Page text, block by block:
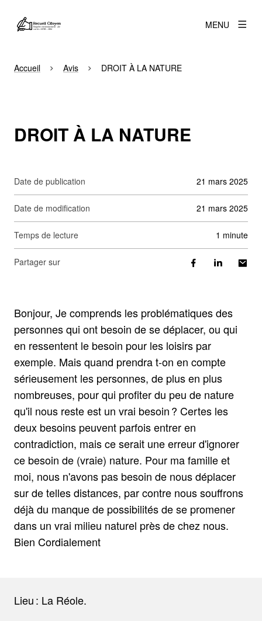
MENU
Accueil Avis DROIT À LA NATURE
DROIT À LA NATURE
Date de publication 21 mars 2025
Date de modification 21 mars 2025
Temps de lecture 1 minute
Partager sur
Bonjour, Je comprends les problématiques des
personnes qui ont besoin de se déplacer, ou qui
en ressentent le besoin pour les loisirs par
exemple. Mais quand prendra t-on en compte
sérieusement les personnes, de plus en plus
nombreuses, pour qui profiter du peu de nature
qu'il nous reste est un vrai besoin ? Certes les
deux besoins peuvent parfois entrer en
contradiction, mais ce serait une erreur d'ignorer
ce besoin de (vraie) nature. Pour ma famille et
moi, nous n'avons pas besoin de nous déplacer
sur de telles distances, par contre nous souffrons
déjà du manque de possibilités de se promener
dans un vrai milieu naturel près de chez nous.
Bien Cordialement
Lieu : La Réole.